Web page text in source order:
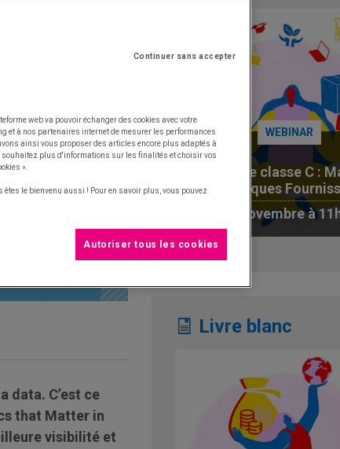
data. C’est ce
that Matter in
visibilité et
WEBINAR
Achats de classe C :
les Risques
19 novembre à
JE M'INSCRIS AU
Livre blanc
Continuer sans accepter
web va pouvoir échanger des cookies avec votre
et à nos partenaires internet de mesurer les performances
ainsi vous proposer des articles encore plus adaptés à
plus d'informations sur les finalités et choisir vos
».
le bienvenu aussi ! Pour en savoir plus, vous pouvez
Autoriser tous les cookies